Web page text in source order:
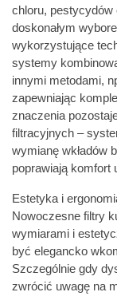
chloru,
doskonałym
wykorzystujące
systemy
innymi metodami,
zapewniając
znaczenia
filtracyjnych –
wymianę wkładów
poprawiają komfort
Estetyka i
Nowoczesne filtry
wymiarami i
być elegancko
Szczególnie gdy
zwrócić uwagę na